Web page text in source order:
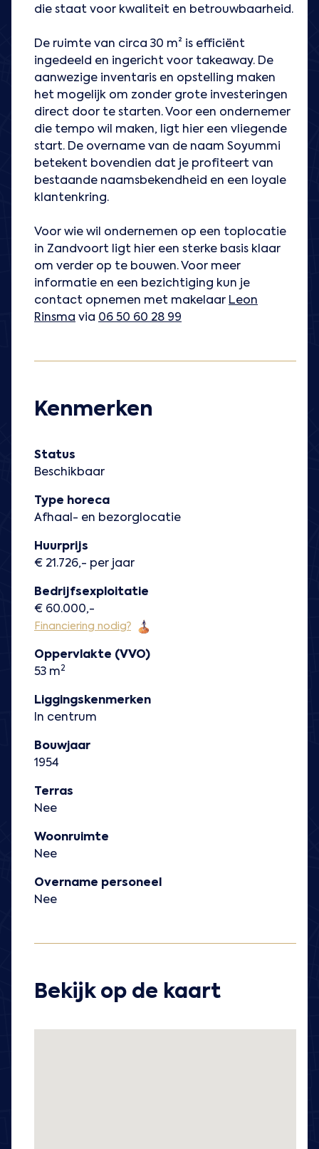
die staat voor kwaliteit en betrouwbaarheid.
De ruimte van circa 30 m² is efficiënt
ingedeeld en ingericht voor takeaway. De
aanwezige inventaris en opstelling maken
het mogelijk om zonder grote investeringen
direct door te starten. Voor een ondernemer
die tempo wil maken, ligt hier een vliegende
start. De overname van de naam Soyummi
betekent bovendien dat je profiteert van
bestaande naamsbekendheid en een loyale
klantenkring.
Voor wie wil ondernemen op een toplocatie
in Zandvoort ligt hier een sterke basis klaar
om verder op te bouwen. Voor meer
informatie en een bezichtiging kun je
contact opnemen met makelaar Leon
Rinsma via 06 50 60 28 99
Kenmerken
Status
Beschikbaar
Type horeca
Afhaal- en bezorglocatie
Huurprijs
€ 21.726,- per jaar
Bedrijfsexploitatie
€ 60.000,-
Financiering nodig?
Oppervlakte (VVO)
53 m2
Liggingskenmerken
In centrum
Bouwjaar
1954
Terras
Nee
Woonruimte
Nee
Overname personeel
Nee
Bekijk op de kaart